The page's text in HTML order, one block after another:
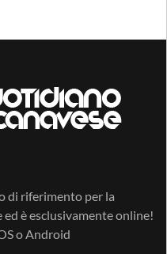
di riferimento per la
ed è esclusivamente online!
oAndroid